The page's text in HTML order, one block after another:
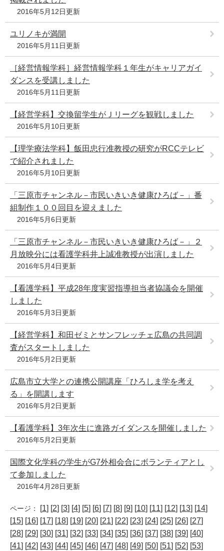
2016年5月12日更新
ユリノキが満開
2016年5月11日更新
［経営情報学科］経営情報学科１年生がキャリアガイ
ダンスを受講しました
2016年5月11日更新
【経営学科】交換留学生がＪリーグを観戦しました
2016年5月10日更新
【理学療法学科】飯田忠行准教授の研究がRCCテレビ
で紹介されました
2016年5月10日更新
「三原市チャンネル－市民いきいき健康ひろば－」番
組制作１００回目を迎えました
2016年5月6日更新
「三原市チャンネル－市民いきいき健康ひろば－」２
月放映分には看護学科井上誠准教授が出演しました
2016年5月4日更新
【看護学科】平成28年度実習指導担当者協議会を開催
しました
2016年5月3日更新
【経営学科】和田ゼミとサンフレッチェ広島の共同調
査がスタートしました
2016年5月2日更新
広島市立大学との連携公開講座「ひろしま学を考え
る」を開講します
2016年5月2日更新
【看護学科】3年次生に進路ガイダンスを開催しました
2016年5月2日更新
国際文化学科の学生がG7外相会合にボランティアとし
て参加しました
2016年4月28日更新
ページ： [1] [2] [3] [4] [5] [6] [7] [8] [9] [10] [11] [12] [13] [14]
[15] [16] [17] [18] [19] [20] [21] [22] [23] [24] [25] [26] [27]
[28] [29] [30] [31] [32] [33] [34] [35] [36] [37] [38] [39] [40]
[41] [42] [43] [44] [45] [46] [47] [48] [49] [50] [51] [52] [53]